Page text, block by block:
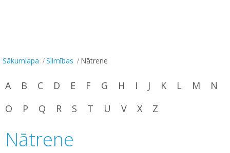
Sākumlapa Slimības Nātrene
A B C D E F G H I J K L M
N
O
P Q R S T U V X Z
Nātrene